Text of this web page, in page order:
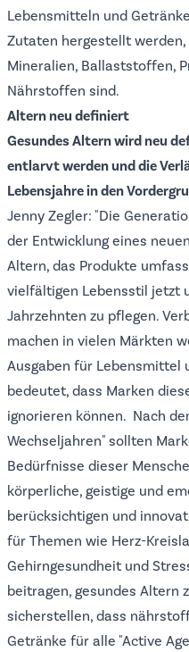
Lebensmitteln und
Zutaten hergestellt
Mineralien, Ballaststoffen,
Nährstoffen sind.
Altern neu definiert
Gesundes Altern wird neu
entlarvt werden und die
Lebensjahre in den
Jenny Zegler: "Die
der Entwicklung eines
Altern, das Produkte
vielfältigen Lebensstil jetzt
Jahrzehnten zu pflegen.
machen in vielen Märkten
Ausgaben für Lebensmittel
bedeutet, dass Marken
ignorieren können. Nach
Wechseljahren" sollten
Bedürfnisse dieser
körperliche, geistige und
berücksichtigen und
für Themen wie Herz-
Gehirngesundheit und
beitragen, gesundes Altern
sicherstellen, dass
Getränke für alle "Active